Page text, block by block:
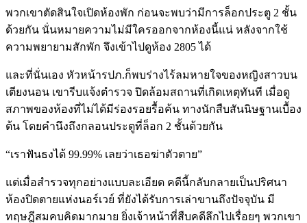
พวกเขาตัดสินใจเปิดห้องพัก ก่อนจะพบว่ามีการล็อกประตู 2 ชั้น
ด้วยกัน นั่นหมายความไม่มีใครออกจากห้องนี้แน่ หลังจากใช้
ความพยายามสักพัก จึงเข้าไปดูห้อง 2805 ได้
และที่นั่นเอง หัวหน้ารปภ.ก็พบร่างไร้ลมหายใจของหญิงสาวบน
เตียงนอน เขารีบแจ้งตำรวจ ปิดล้อมสถานที่เกิดเหตุทันที เมื่อดู
สภาพของห้องที่ไม่ได้มีร่องรอยรื้อค้น ทางนักสืบสันนิษฐานเบื้อง
ต้น โดยคำนึงถึงกลอนประตูที่ล็อก 2 ชั้นด้วยกัน
“เราฟันธงได้ 99.99% เลยว่าเธอฆ่าตัวตาย”
แต่เมื่อสำรวจทุกอย่างแบบละเอียด คดีนี้กลับกลายเป็นปริศนา
ห้องปิดตายแห่งนอร์เวย์ ที่ยังได้รับการเล่าขานถึงปัจจุบัน มี
ทฤษฎีสมคบคิดมากมาย ยิ่งเจ้าหน้าที่สืบคดีลึกไปเรื่อยๆ พวกเขา